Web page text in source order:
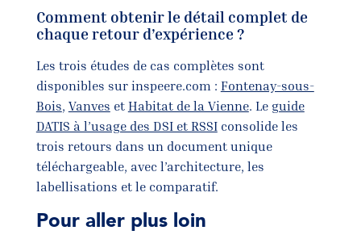
Comment obtenir le détail complet de
chaque retour d’expérience ?
Les trois études de cas complètes sont
disponibles sur inspeere.com : Fontenay-sous-
Bois, Vanves et Habitat de la Vienne. Le guide
DATIS à l’usage des DSI et RSSIconsolide les
trois retours dans un document unique
téléchargeable, avec l’architecture, les
labellisations et le comparatif.
Pour aller plus loin